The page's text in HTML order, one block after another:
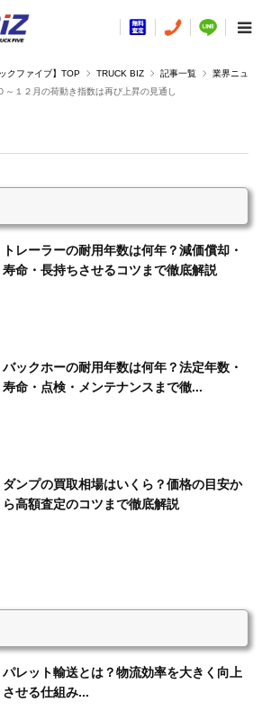
TRUCK BIZ 記事一覧
業界ニュ
１２月の荷動き指数は再び上昇の見通し
トレーラーの耐用年数は何年？減価償却・
寿命・長持ちさせるコツまで徹底解説
バックホーの耐用年数は何年？法定年数・
寿命・点検・メンテナンスまで徹...
ダンプの買取相場はいくら？価格の目安か
ら高額査定のコツまで徹底解説
パレット輸送とは？物流効率を大きく向上
させる仕組み...